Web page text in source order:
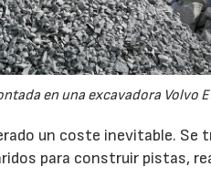
en una excavadora Volvo
un coste inevitable. Se
para construir pistas,